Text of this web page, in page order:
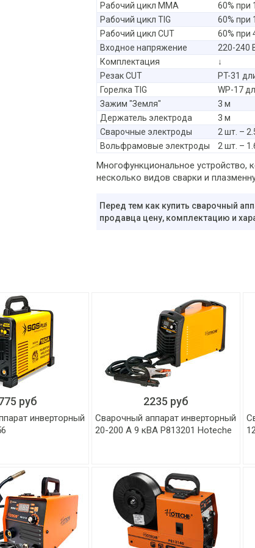
Рабочий цикл MMA
60% при
Рабочий цикл TIG
60% при
Рабочий цикл CUT
60% при
Входное напряжение
220-240
Комплектация
↓
Резак CUT
PT-31
Горелка TIG
WP-17
Зажим "Земля"
3 м
Держатель электрода
3 м
Сварочные электроды
2 шт. –
Вольфрамовые электроды
2 шт. –
Многофункциональное устройство,
несколько видов сварки и
Перед тем как купить сварочный
продавца цену, комплектацию и
руб
инверторный
2235 руб
Сварочный аппарат инверторный
20-200 А 9 кВА P813201 Hoteche